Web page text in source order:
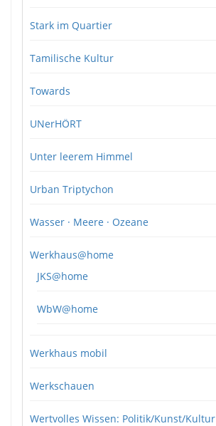
Stark im Quartier
Tamilische Kultur
Towards
UNerHÖRT
Unter leerem Himmel
Urban Triptychon
Wasser · Meere · Ozeane
Werkhaus@home
JKS@home
WbW@home
Werkhaus mobil
Werkschauen
Wertvolles Wissen: Politik/Kunst/Kultur